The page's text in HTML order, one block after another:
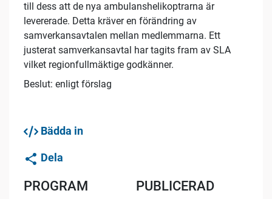
till dess att de nya ambulanshelikoptrarna är
levererade. Detta kräver en förändring av
samverkansavtalen mellan medlemmarna. Ett
justerat samverkansavtal har tagits fram av SLA
vilket regionfullmäktige godkänner.
Beslut: enligt förslag
Bädda in
Dela
PROGRAM PUBLICERAD